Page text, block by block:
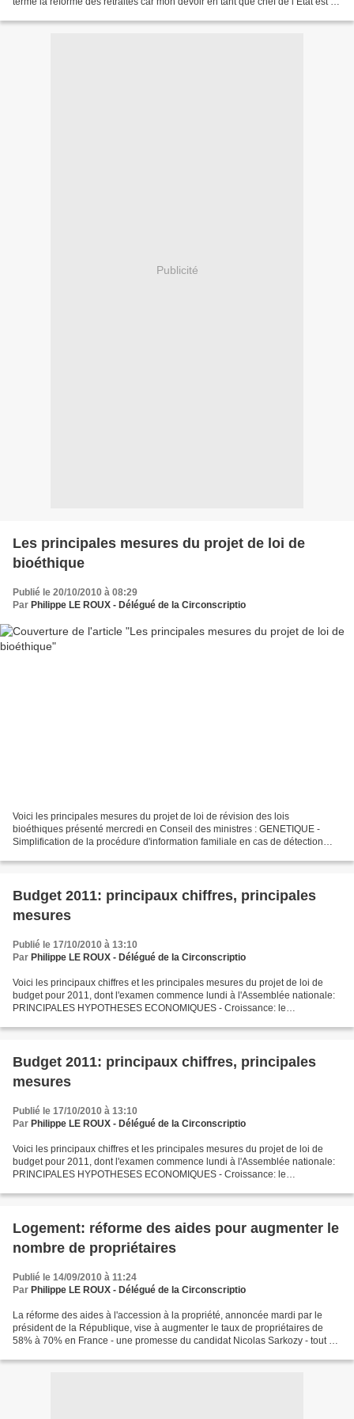
Publicité
Les principales mesures du projet de loi de
bioéthique
Publié le 20/10/2010 à 08:29
Par Philippe LE ROUX - Délégué de la Circonscriptio
Voici les principales mesures du projet de loi de révision des lois
bioéthiques présenté mercredi en Conseil des ministres : GENETIQUE -
Simplification de la procédure d'information familiale en cas de détection
Budget 2011: principaux chiffres, principales
mesures
Publié le 17/10/2010 à 13:10
Par Philippe LE ROUX - Délégué de la Circonscriptio
Voici les principaux chiffres et les principales mesures du projet de loi de
budget pour 2011, dont l'examen commence lundi à l'Assemblée nationale:
PRINCIPALES HYPOTHESES ECONOMIQUES - Croissance: le
Budget 2011: principaux chiffres, principales
mesures
Publié le 17/10/2010 à 13:10
Par Philippe LE ROUX - Délégué de la Circonscriptio
Voici les principaux chiffres et les principales mesures du projet de loi de
budget pour 2011, dont l'examen commence lundi à l'Assemblée nationale:
PRINCIPALES HYPOTHESES ECONOMIQUES - Croissance: le
Logement: réforme des aides pour augmenter le
nombre de propriétaires
Publié le 14/09/2010 à 11:24
Par Philippe LE ROUX - Délégué de la Circonscriptio
La réforme des aides à l'accession à la propriété, annoncée mardi par le
président de la République, vise à augmenter le taux de propriétaires de
58% à 70% en France - une promesse du candidat Nicolas Sarkozy - tout en